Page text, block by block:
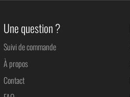
Une question ?
Suivi de commande
À propos
Contact